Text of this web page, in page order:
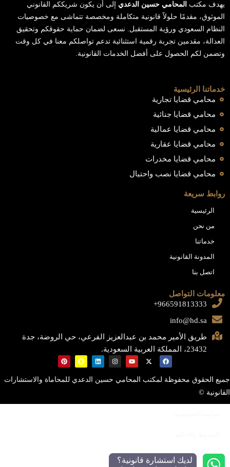
يهدف مكتب المحامي حسين الدعدي إلى أن يكون شريككم القانوني
الموثوق، مقدمًا حلولاً قانونية متكاملة ومخصصة تتماشى مع خصوصيات
النظام السعودي ورؤية المستقبل. نسعى لضمان حماية حقوقكم وتحقيق
العدالة، مقدمين تجربة رقمية استثنائية تدعم تواصلكم معنا في كل وقت
وتضمن لكم الحصول على أفضل الخدمات القانونية.
خدماتنا الرئيسية
محامي قضايا تجارية
محامي قضايا جنائية
محامي قضايا عمالية
محامي قضايا عقارية
محامي قضايا مخدرات
محامي قضايا نصب واحتيال
روابط سريعة
الرئيسية
من نحن
خدماتنا
المدونة القانونية
اتصل بنا
معلومات التواصل
966591813333+
info@hd.sa
طريق الأمير محمد بن عبدالعزيز الفرعي، حي الروضة، جدة
23432، المملكة العربية السعودية.
جميع الحقوق محفوظة لمكتب المحامي حسين الدعدي للمحاماة والاستشارات
القانونية ©
سياسة ملفات تعريف الارتباط
لديك استشارة قانونية؟